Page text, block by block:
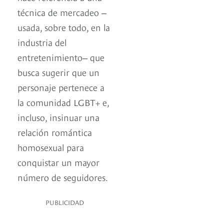
técnica de mercadeo ‒
usada, sobre todo, en la
industria del
entretenimiento‒ que
busca sugerir que un
personaje pertenece a
la comunidad LGBT+ e,
incluso, insinuar una
relación romántica
homosexual para
conquistar un mayor
número de seguidores.
PUBLICIDAD